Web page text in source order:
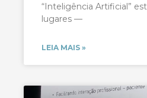
“Inteligência Artificial”
lugares —
LEIA MAIS »